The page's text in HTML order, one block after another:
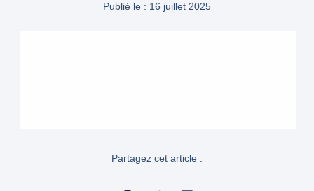
Publié le : 16 juillet 2025
Partagez cet article :